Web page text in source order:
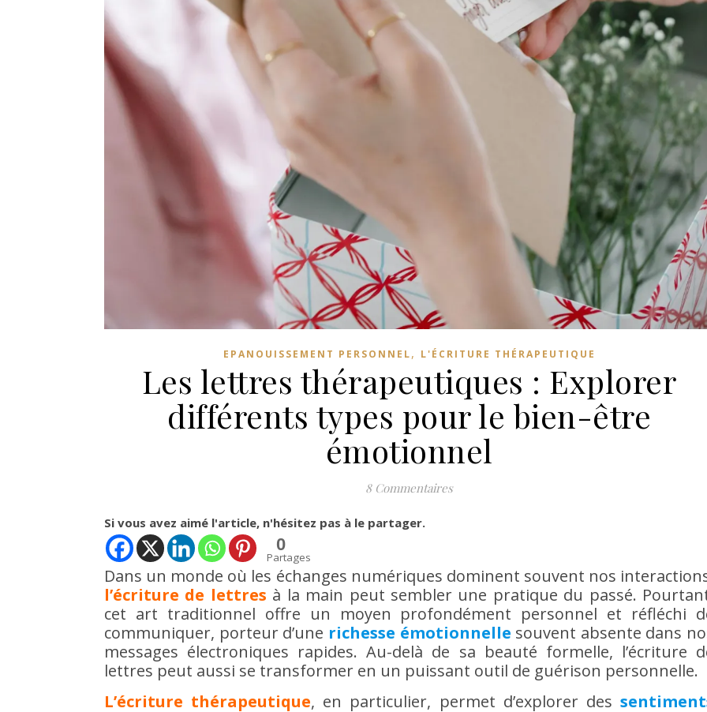
EPANOUISSEMENT PERSONNEL, L'ÉCRITURE THÉRAPEUTIQUE
Les lettres thérapeutiques : Explorer
différents types pour le bien-être
émotionnel
8 Commentaires
Si vous avez aimé l'article, n'hésitez pas à le partager.
0
Partages
Dans un monde où les échanges numériques dominent souvent nos
l’écriture de lettres à la main peut sembler une pratique du passé.
cet art traditionnel offre un moyen profondément personnel et réfléchi
communiquer, porteur d’une richesse émotionnelle souvent absente dans
messages électroniques rapides. Au-delà de sa beauté formelle, l’écriture
lettres peut aussi se transformer en un puissant outil de guérison personnelle.
L’écriture thérapeutique, en particulier, permet d’explorer des